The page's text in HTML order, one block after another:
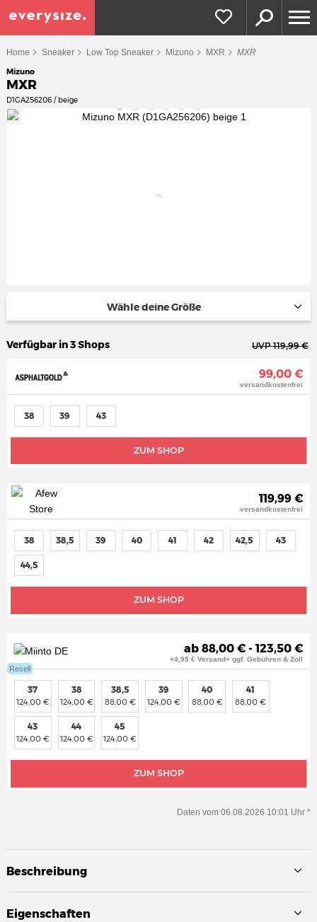
Home Sneaker Low Top Sneaker Mizuno MXR MXR
Mizuno
MXR
D1GA256206 / beige
Wähle deine Größe
Verfügbar in 3 Shops UVP 119,99 €
99,00 €
versandkostenfrei
ZUM SHOP
38 39 43
119,99 €
versandkostenfrei
ZUM SHOP
38 38,5 39 40 41 42 42,5 43
44,5
Resell
ab 88,00 € - 123,50 €
+4,95 € Versand+ ggf. Gebühren & Zoll
ZUM SHOP
37
124,00 €
38
124,00 €
38,5
88,00 €
39
124,00 €
40
88,00 €
41
88,00 €
43
124,00 €
44
124,00 €
45
124,00 €
Daten vom 06.08.2026 10:01 Uhr *
Beschreibung
Eigenschaften